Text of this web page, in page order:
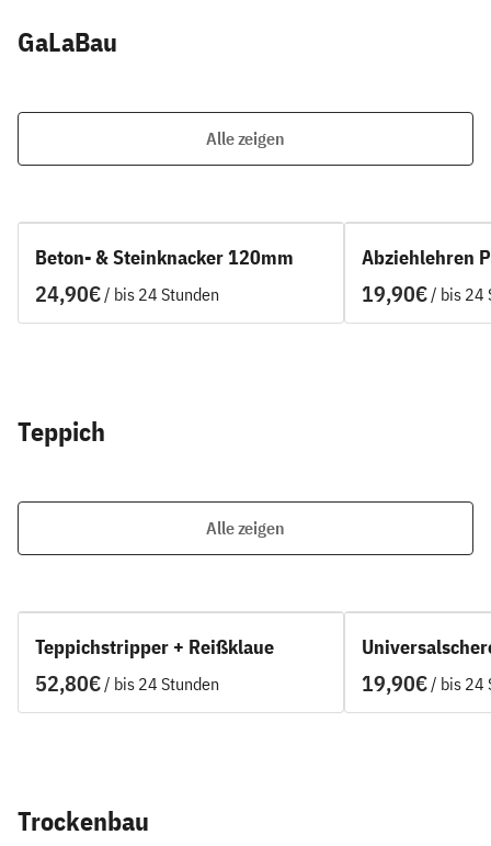
GaLaBau
Alle zeigen
Beton- & Steinknacker 120mm
/
Abziehlehren
/
Teppich
Alle zeigen
Teppichstripper + Reißklaue
/ /
Trockenbau